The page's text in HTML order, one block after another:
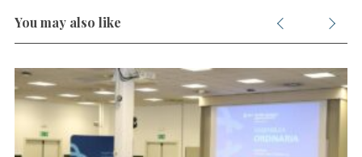
You may also like